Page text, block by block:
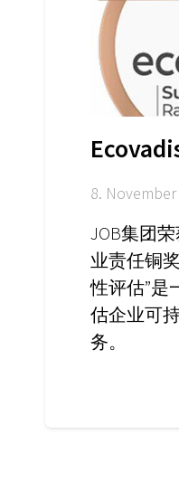
8. November
JOB集团
业责任铜
性评估”是
估企业可
务。
公司